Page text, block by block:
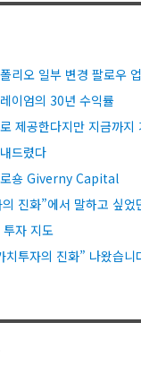
리오 일부 변경 팔로우 업
이엄의 30년 수익률
제공한다지만 지금까지
드렸다
로숑 Giverny Capital
진화”에서 말하고 싶었
자 지도
치투자의 진화” 나왔습니